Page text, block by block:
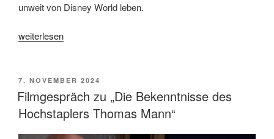
unweit von Disney World leben.
„„Anora“
Baker“
weiterlesen
VERÖFFENTLICHT
AM
7. NOVEMBER 2024
Filmgespräch zu „Die Bekenntnisse des
Hochstaplers Thomas Mann“